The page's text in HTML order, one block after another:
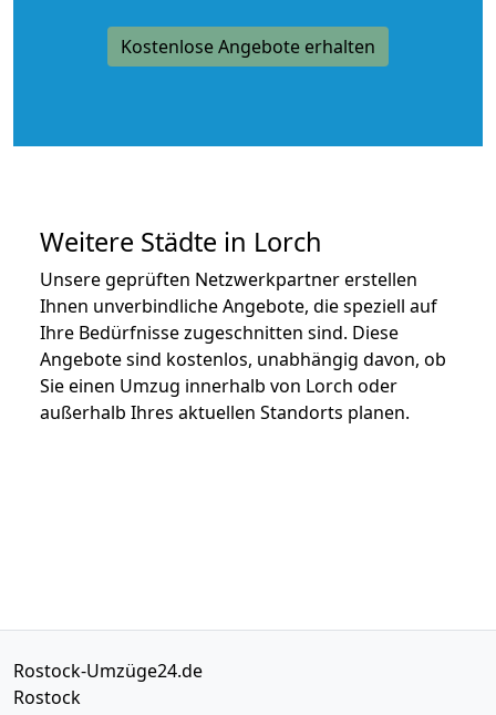
Kostenlose Angebote erhalten
Weitere Städte in Lorch
Unsere geprüften Netzwerkpartner erstellen
Ihnen unverbindliche Angebote, die speziell auf
Ihre Bedürfnisse zugeschnitten sind. Diese
Angebote sind kostenlos, unabhängig davon, ob
Sie einen Umzug innerhalb von Lorch oder
außerhalb Ihres aktuellen Standorts planen.
Rostock-Umzüge24.de
Rostock